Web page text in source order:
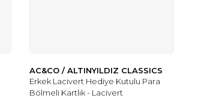
AC&CO / ALTINYILDIZ CLASSICS
Erkek Lacivert Hediye Kutulu Para
Bölmeli Kartlık - Lacivert